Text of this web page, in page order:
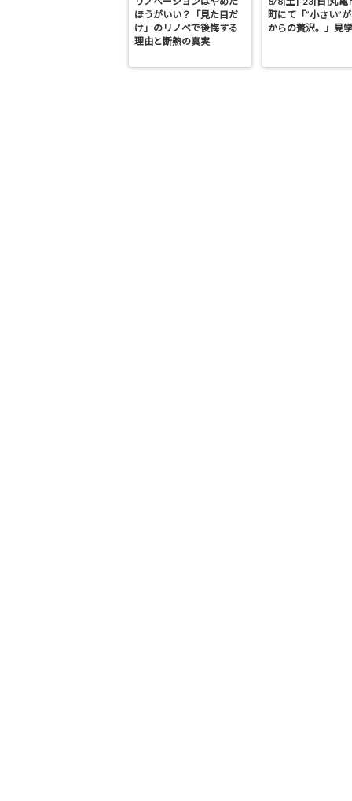
ほうがいい？「見た目だ
け」のリノベで後悔する
理由と断熱の真実
町にて「”小さい”
からの贅沢。」見